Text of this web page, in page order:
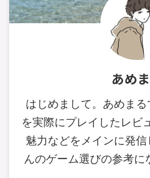
あめ
はじめまして。あめま
を実際にプレイしたレビ
魅力などをメインに発
んのゲーム選びの参考